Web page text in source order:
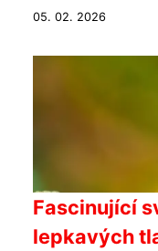
05. 02. 2026
Fascinující
lepkavých